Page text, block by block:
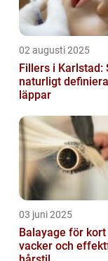
02 augusti 2025
Fillers i Karlstad:
naturligt
läppar
03 juni 2025
Balayage för kort
vacker och